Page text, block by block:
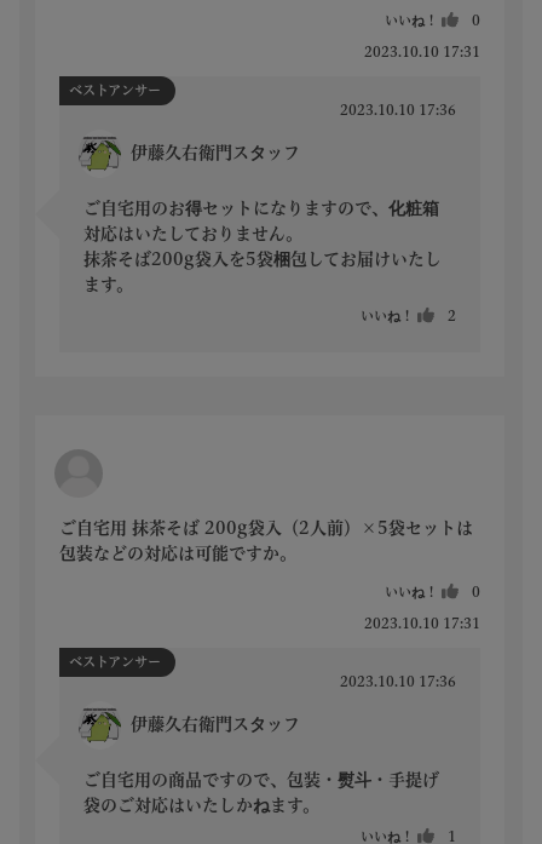
いいね！ 0
2023.10.10 17:31
2023.10.10 17:36
伊藤久右衛門スタッフ
ご自宅用のお得セットになりますので、化粧箱
対応はいたしておりません。
抹茶そば200g袋入を5袋梱包してお届けいたし
ます。
いいね！ 2
ベストアンサー
ご自宅用 抹茶そば 200g袋入（2人前）×5袋セットは
包装などの対応は可能ですか。
いいね！ 0
2023.10.10 17:31
2023.10.10 17:36
伊藤久右衛門スタッフ
ご自宅用の商品ですので、包装・熨斗・手提げ
袋のご対応はいたしかねます。
いいね！ 1
ベストアンサー